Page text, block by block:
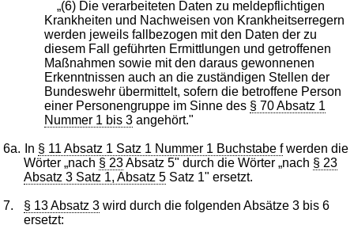
„(6) Die verarbeiteten Daten zu meldepflichtigen
Krankheiten und Nachweisen von Krankheitserregern
werden jeweils fallbezogen mit den Daten der zu
diesem Fall geführten Ermittlungen und getroffenen
Maßnahmen sowie mit den daraus gewonnenen
Erkenntnissen auch an die zuständigen Stellen der
Bundeswehr übermittelt, sofern die betroffene Person
einer Personengruppe im Sinne des § 70 Absatz 1
Nummer 1 bis 3angehört."
6a. In § 11 Absatz 1 Satz 1 Nummer 1 Buchstabe fwerden die
Wörter „nach § 23Absatz 5" durch die Wörter „nach § 23
Absatz 3 Satz 1, Absatz 5 Satz 1" ersetzt.
7. § 13 Absatz 3 wird durch die folgenden Absätze 3 bis 6
ersetzt: